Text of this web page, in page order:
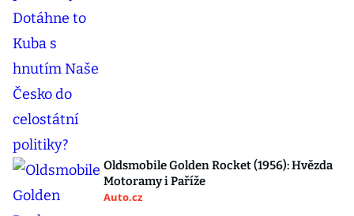
Oldsmobile Golden Rocket (1956): Hvězda
Motoramy i Paříže
Auto.cz